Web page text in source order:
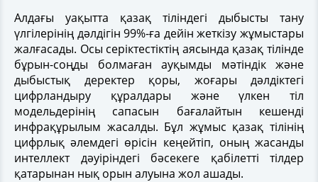
Алдағы уақытта қазақ тіліндегі дыбысты тану
үлгілерінің дәлдігін 99%-ға дейін жеткізу жұмыстары
жалғасады. Осы серіктестіктің аясында қазақ тілінде
бұрын-соңды болмаған ауқымды мәтіндік және
дыбыстық деректер қоры, жоғары дәлдіктегі
цифрландыру құралдары және үлкен тіл
модельдерінің сапасын бағалайтын кешенді
инфрақұрылым жасалды. Бұл жұмыс қазақ тілінің
цифрлық әлемдегі өрісін кеңейтіп, оның жасанды
интеллект дәуіріндегі бәсекеге қабілетті тілдер
қатарынан нық орын алуына жол ашады.